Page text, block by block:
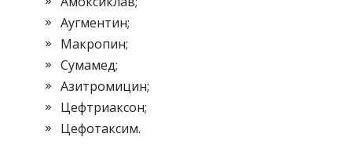
Аугментин;
Макропин;
Сумамед;
Азитромицин;
Цефтриаксон;
Цефотаксим.